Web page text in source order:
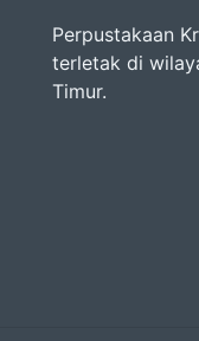
Perpustakaan
terletak di
Timur.